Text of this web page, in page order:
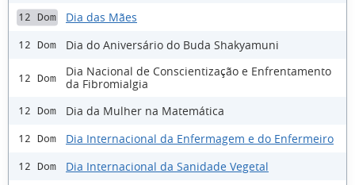
12 Dom Dia das Mães
12 Dom Dia do Aniversário do Buda Shakyamuni
12 Dom
Dia Nacional de Conscientização e Enfrentamento
da Fibromialgia
12 Dom Dia da Mulher na Matemática
12 Dom Dia Internacional da Enfermagem e do Enfermeiro
12 Dom Dia Internacional da Sanidade Vegetal